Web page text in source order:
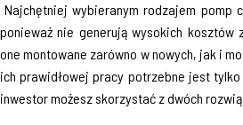
Najchętniej wybieranym rodzajem pomp
ponieważ nie generują wysokich kosztów
one montowane zarówno w nowych, jak i
ich prawidłowej pracy potrzebne jest
inwestor możesz skorzystać z dwóch